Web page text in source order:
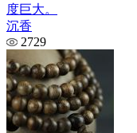
度巨大。
沉香
2729